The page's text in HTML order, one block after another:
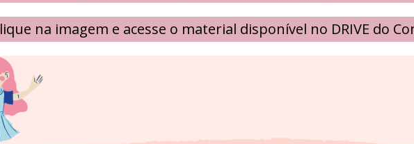
na imagem e acesse o material disponível no DRIVE do